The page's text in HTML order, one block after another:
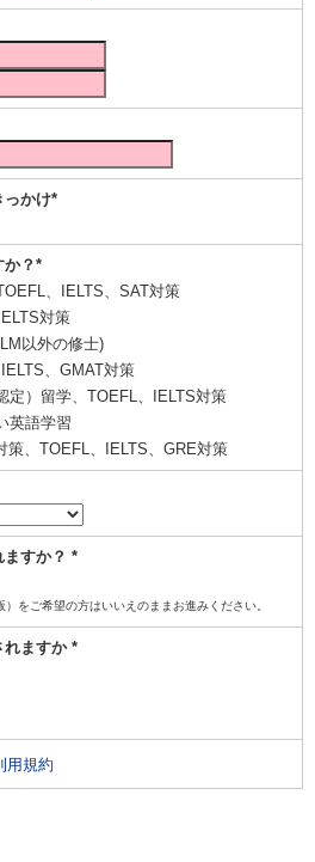
っかけ*
か？*
、IELTS、SAT対策
対策
以外の修士)
、GMAT対策
定）留学、TOEFL、IELTS対策
英語学習
策、TOEFL、IELTS、GRE対策
ますか？ *
をご希望の方はいいえのままお進みください。
れますか *
用規約